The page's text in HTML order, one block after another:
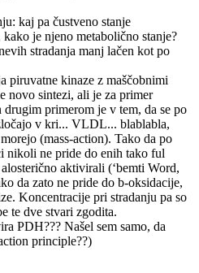
kaj pa čustveno stanje
je njeno metabolično stanje?
stradanja manj lačen kot po
piruvatne kinaze z maščobnimi
novo sintezi, ali je za primer
primerom je v tem, da se po
v kri... VLDL... blablabla,
(mass-action). Tako da po
nikoli ne pride do enih tako ful
aktivirali (‘bemti Word,
da zato ne pride do b-oksidacije,
Koncentracije pri stradanju pa so
te dve stvari zgodita.
PDH??? Našel sem samo, da
principle??)